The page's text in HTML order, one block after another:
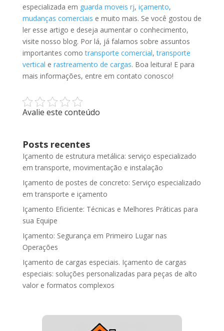
especializada em guarda moveis rj, içamento,
mudanças comerciais e muito mais. Se você gostou de
ler esse artigo e deseja aumentar o conhecimento,
visite nosso blog. Por lá, já falamos sobre assuntos
importantes comotransporte comercial,transporte
vertical e rastreamento de cargas. Boa leitura! E para
mais informações, entre em contato conosco!
Avalie este conteúdo
Posts recentes
Içamento de estrutura metálica: serviço especializado
em transporte, movimentação e instalação
Içamento de postes de concreto: Serviço especializado
em transporte e içamento
Içamento Eficiente: Técnicas e Melhores Práticas para
sua Equipe
Içamento: Segurança em Primeiro Lugar nas
Operações
Içamento de cargas especiais. Içamento de cargas
especiais: soluções personalizadas para peças de alto
valor e formatos complexos